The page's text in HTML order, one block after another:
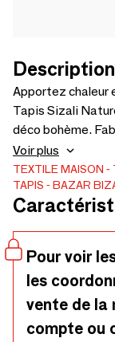
Apportez chaleur
Tapis Sizali
déco bohème.
artisans soucieux
neutre et une
intégration
salon à un coin
naturelles de ton,
tapis unique et
Voir plus
TEXTILE MAISON
TAPIS
BAZAR
Pour voir
les
vente de la
compte ou